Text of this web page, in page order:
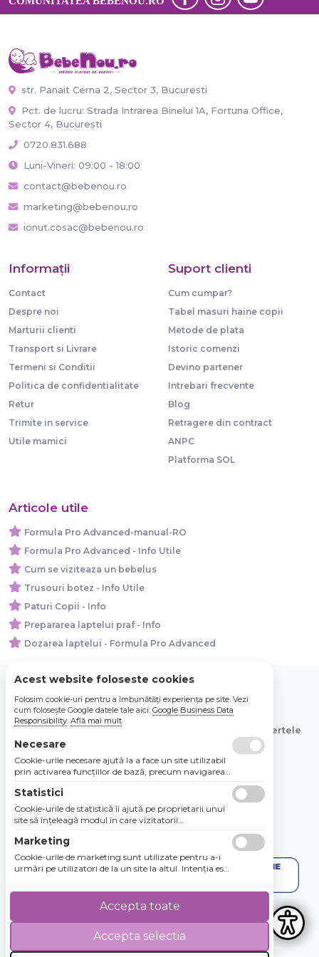
str. Panait Cerna 2, Sector 3, Bucuresti
Pct. de lucru: Strada Intrarea Binelui 1A, Fortuna Office,
Sector 4, București
0720.831.688
Luni-Vineri: 09:00 - 18:00
contact@bebenou.ro
marketing@bebenou.ro
ionut.cosac@bebenou.ro
Informaţii
Contact
Despre noi
Marturii clienti
Transport si Livrare
Termeni si Conditii
Politica de confidentialitate
Retur
Trimite in service
Utile mamici
Suport clienti
Cum cumpar?
Tabel masuri haine copii
Metode de plata
Istoric comenzi
Devino partener
Intrebari frecvente
Blog
Retragere din contract
ANPC
Platforma SOL
Articole utile
Formula Pro Advanced-manual-RO
Formula Pro Advanced - Info Utile
Cum se viziteaza un bebelus
Trusouri botez - Info Utile
Paturi Copii - Info
Prepararea laptelui praf - Info
Dozarea laptelui - Formula Pro Advanced
© 2026 Bebe Nou Online Store SRL
Toate preturile sunt exprimate in lei si includ tva. Ofertele
sunt valabile in limita stocului disponibil.
4.8 / 5 ★★★★★
Acest website foloseste cookies
Folosim cookie-uri pentru a îmbunătăți experiența pe site. Vezi
cum folosește Google datele tale aici: Google Business Data
Responsibility. Află mai mult
Necesare
Cookie-urile necesare ajută la a face un site utilizabil
prin activarea funcţiilor de bază, precum navigarea
Site-ul nu poate funcţiona corespunzător fără aceste
cookie-uri.
Statistici
Cookie-urile de statistică îi ajută pe proprietarii unui
site să înţeleagă modul în care vizitatorii
raportarea informaţiilor în mod anonim.
Marketing
Cookie-urile de marketing sunt utilizate pentru a-i
urmări pe utilizatori de la un site la altul. Intenţia este
utilizatorii individuali, aşadar ele sunt mai valoroase
pentru agenţiile de puiblicitate şi părţile terţe care se
Accepta selectia
Accepta toate